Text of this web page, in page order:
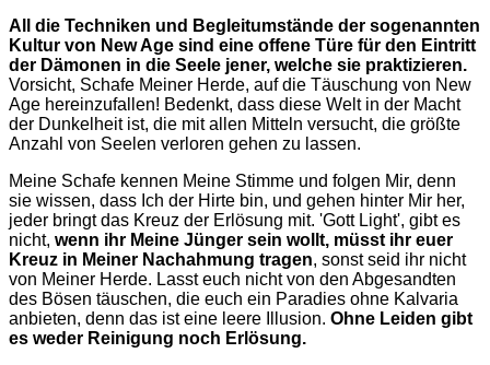
All die Techniken und Begleitumstände der sogenannten
Kultur von New Age sind eine offene Türe für den Eintritt
der Dämonen in die Seele jener, welche sie praktizieren.
Vorsicht, Schafe Meiner Herde, auf die Täuschung von New
Age hereinzufallen! Bedenkt, dass diese Welt in der Macht
der Dunkelheit ist, die mit allen Mitteln versucht, die größte
Anzahl von Seelen verloren gehen zu lassen.
Meine Schafe kennen Meine Stimme und folgen Mir, denn
sie wissen, dass Ich der Hirte bin, und gehen hinter Mir her,
jeder bringt das Kreuz der Erlösung mit. 'Gott Light', gibt es
nicht, wenn ihr Meine Jünger sein wollt, müsst ihr euer
Kreuz in Meiner Nachahmung tragen, sonst seid ihr nicht
von Meiner Herde. Lasst euch nicht von den Abgesandten
des Bösen täuschen, die euch ein Paradies ohne Kalvaria
anbieten, denn das ist eine leere Illusion. Ohne Leiden gibt
es weder Reinigung noch Erlösung.